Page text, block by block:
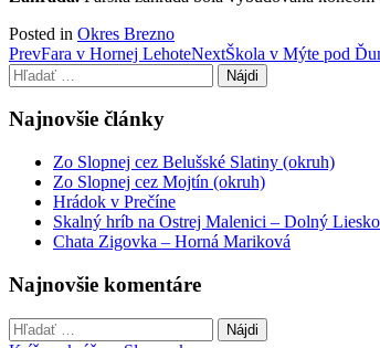
Posted in Okres Brezno
Post
navigation
PrevFara v Hornej LehoteNextŠkola v Mýte pod
Hľadať:
Najnovšie články
Zo Slopnej cez Belušské Slatiny (okruh)
Zo Slopnej cez Mojtín (okruh)
Hrádok v Prečíne
Skalný hríb na Ostrej Malenici – Dolný
Chata Zigovka – Horná Mariková
Najnovšie komentáre
Hľadať: